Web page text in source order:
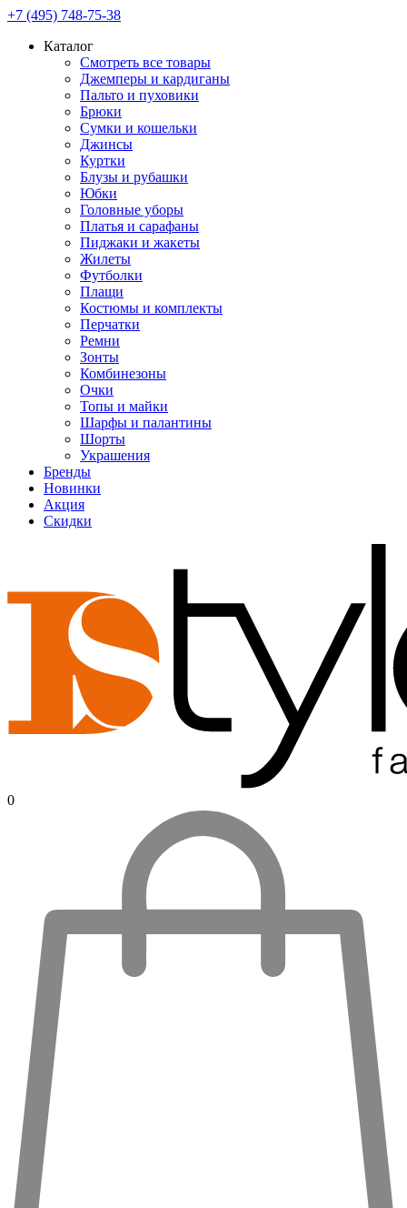
+7 (495) 748-75-38
Каталог
Смотреть все товары
Джемперы и кардиганы
Пальто и пуховики
Брюки
Сумки и кошельки
Джинсы
Куртки
Блузы и рубашки
Юбки
Головные уборы
Платья и сарафаны
Пиджаки и жакеты
Жилеты
Футболки
Плащи
Костюмы и комплекты
Перчатки
Ремни
Зонты
Комбинезоны
Очки
Топы и майки
Шарфы и палантины
Шорты
Украшения
Бренды
Новинки
Акция
Скидки
0